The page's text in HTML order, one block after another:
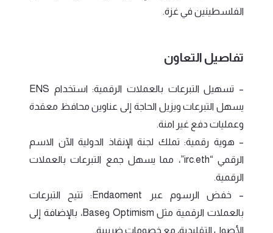
الفلسطينين في غزة.
تفاصيل التعاون
– تسهيل التبرعات بالعملات الرقمية: استخدام ENS
يسهل التبرعات ويزيل الحاجة إلى عناوين محافظ معقدة
وعمليات دفع غير امنة.
– هوية رقمية: تملك لجنة الإنقاذ الدولية الآن الاسم
الرقمي “irc.eth”، مما يسهل جمع التبرعات بالعملات
الرقمية.
– خفض الرسوم عبر Endaoment: تتيح التبرعات
بالعملات الرقمية مثل Optimism وBase، بالإضافة إلى
الأصول التقليدية، مع خصومات ضريبية.